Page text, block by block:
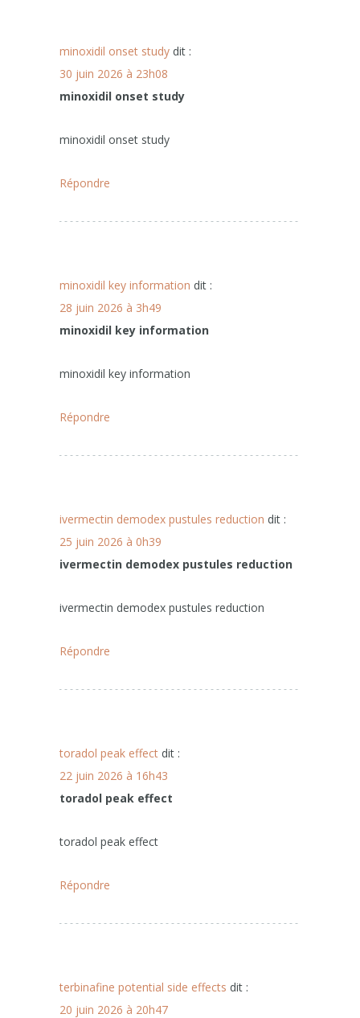
minoxidil onset study dit :
30 juin 2026 à 23h08
minoxidil onset study
minoxidil onset study
Répondre
minoxidil key information dit :
28 juin 2026 à 3h49
minoxidil key information
minoxidil key information
Répondre
ivermectin demodex pustules reduction dit :
25 juin 2026 à 0h39
ivermectin demodex pustules reduction
ivermectin demodex pustules reduction
Répondre
toradol peak effect dit :
22 juin 2026 à 16h43
toradol peak effect
toradol peak effect
Répondre
terbinafine potential side effects dit :
20 juin 2026 à 20h47